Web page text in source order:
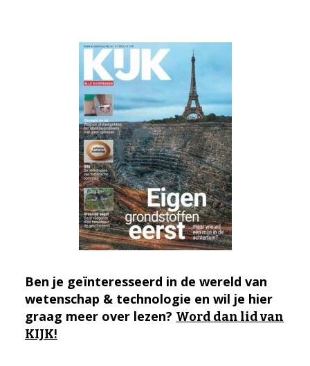
Ben je geïnteresseerd in de wereld van
wetenschap & technologie en wil je hier
graag meer over lezen? Word dan lid van
KIJK!